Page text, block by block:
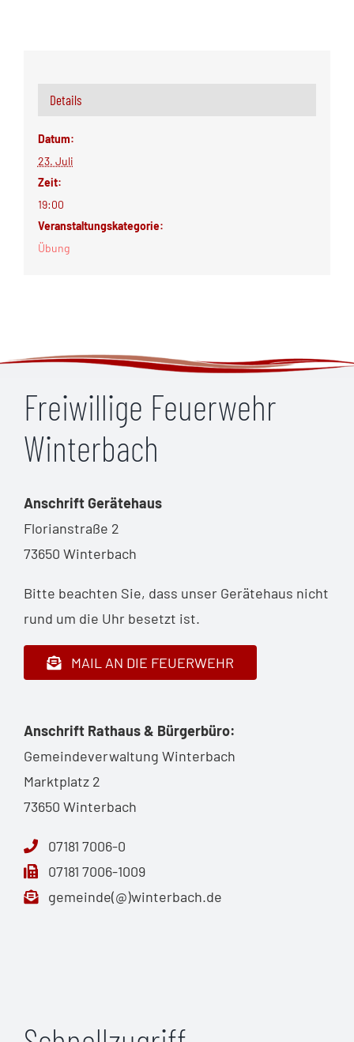
Details
Datum:
23. Juli
Zeit:
19:00
Veranstaltungskategorie:
Übung
Freiwillige Feuerwehr
Winterbach
Anschrift Gerätehaus
Florianstraße 2
73650 Winterbach
Bitte beachten Sie, dass unser Gerätehaus nicht
rund um die Uhr besetzt ist.
MAIL AN DIE FEUERWEHR
Anschrift Rathaus & Bürgerbüro:
Gemeindeverwaltung Winterbach
Marktplatz 2
73650 Winterbach
07181 7006-0
07181 7006-1009
gemeinde(@)winterbach.de